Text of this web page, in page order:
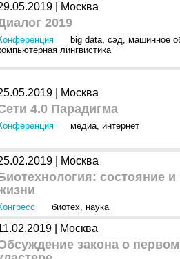
| Москва
2019
big data, сэд, машинное
лингвистика
| Москва
4.0 Парадигма
медиа, интернет
| Москва
состояние
биотех, наука
| Москва
закона о